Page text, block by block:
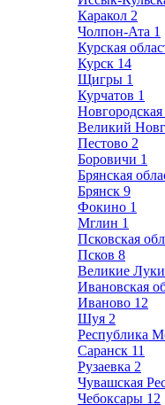
Каракол 2
Чолпон-Ата 1
Курская
Курск 14
Щигры 1
Курчатов 1
Новгородская
Великий
Пестово 2
Боровичи 1
Брянская
Брянск 9
Фокино 1
Мглин 1
Псковская
Псков 8
Великие Луки
Ивановская
Иваново 12
Шуя 2
Республика
Саранск 11
Рузаевка 2
Чувашская
Чебоксары 12